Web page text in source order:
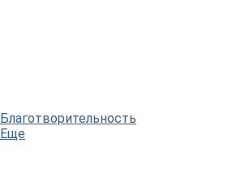
Благотворительность
Еще